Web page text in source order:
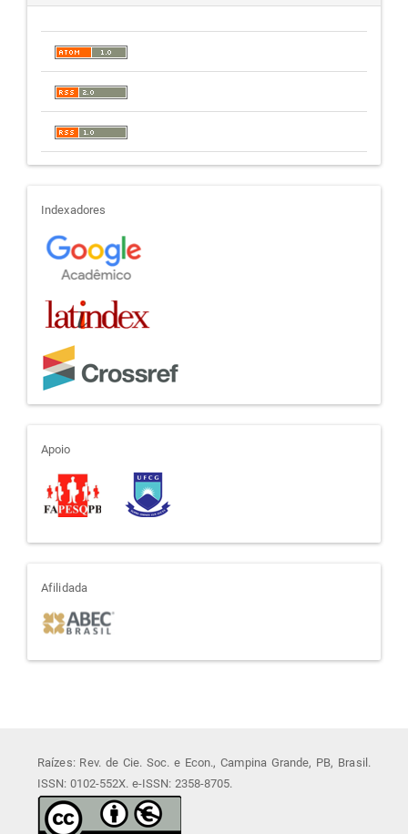
indexadores
Indexadores
apoio
Apoio
afiliada
Afilidada
Raízes: Rev. de Cie. Soc. e Econ., Campina Grande, PB, Brasil.
ISSN: 0102-552X. e-ISSN: 2358-8705.